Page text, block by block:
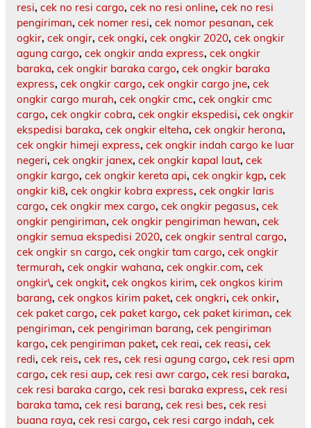
resi, cek no resi cargo, cek no resi online, cek no resi
pengiriman, cek nomer resi, cek nomor pesanan, cek
ogkir, cek ongir, cek ongki, cek ongkir 2020, cek ongkir
agung cargo, cek ongkir anda express, cek ongkir
baraka, cek ongkir baraka cargo, cek ongkir baraka
express, cek ongkir cargo, cek ongkir cargo jne, cek
ongkir cargo murah, cek ongkir cmc, cek ongkir cmc
cargo, cek ongkir cobra, cek ongkir ekspedisi, cek ongkir
ekspedisi baraka, cek ongkir elteha, cek ongkir herona,
cek ongkir himeji express, cek ongkir indah cargo ke luar
negeri, cek ongkir janex, cek ongkir kapal laut, cek
ongkir kargo, cek ongkir kereta api, cek ongkir kgp, cek
ongkir ki8, cek ongkir kobra express, cek ongkir laris
cargo, cek ongkir mex cargo, cek ongkir pegasus, cek
ongkir pengiriman, cek ongkir pengiriman hewan, cek
ongkir semua ekspedisi 2020, cek ongkir sentral cargo,
cek ongkir sn cargo, cek ongkir tam cargo, cek ongkir
termurah, cek ongkir wahana, cek ongkir.com, cek
ongkir\, cek ongkit, cek ongkos kirim, cek ongkos kirim
barang, cek ongkos kirim paket, cek ongkri, cek onkir,
cek paket cargo, cek paket kargo, cek paket kiriman, cek
pengiriman, cek pengiriman barang, cek pengiriman
kargo, cek pengiriman paket, cek reai, cek reasi, cek
redi, cek reis, cek res, cek resi agung cargo, cek resi apm
cargo, cek resi aup, cek resi awr cargo, cek resi baraka,
cek resi baraka cargo, cek resi baraka express, cek resi
baraka tama, cek resi barang, cek resi bes, cek resi
buana raya, cek resi cargo, cek resi cargo indah, cek